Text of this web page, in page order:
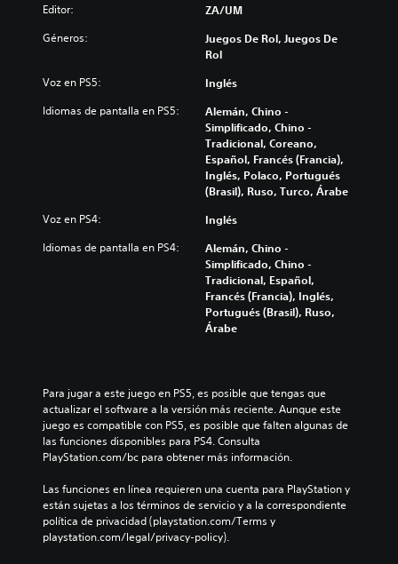
Editor: ZA/UM
Géneros:
Juegos De Rol, Juegos De
Rol
Voz en PS5: Inglés
Idiomas de pantalla en PS5:
Alemán, Chino -
Simplificado, Chino -
Tradicional, Coreano,
Español, Francés (Francia),
Inglés, Polaco, Portugués
(Brasil), Ruso, Turco, Árabe
Voz en PS4: Inglés
Idiomas de pantalla en PS4:
Alemán, Chino -
Simplificado, Chino -
Tradicional, Español,
Francés (Francia), Inglés,
Portugués (Brasil), Ruso,
Árabe
Para jugar a este juego en PS5, es posible que tengas que
actualizar el software a la versión más reciente. Aunque este
juego es compatible con PS5, es posible que falten algunas de
las funciones disponibles para PS4. Consulta
PlayStation.com/bc para obtener más información.
Las funciones en línea requieren una cuenta para PlayStation y
están sujetas a los términos de servicio y a la correspondiente
política de privacidad (playstation.com/Terms y
playstation.com/legal/privacy-policy).